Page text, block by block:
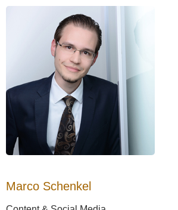
Marco Schenkel